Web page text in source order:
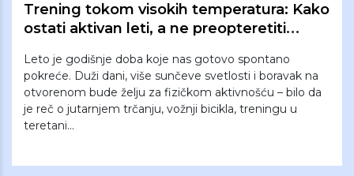
Trening tokom visokih temperatura: Kako
ostati aktivan leti, a ne preopteretiti
Leto je godišnje doba koje nas gotovo spontano
pokreće. Duži dani, više sunčeve svetlosti i boravak na
otvorenom bude želju za fizičkom aktivnošću – bilo da
je reč o jutarnjem trčanju, vožnji bicikla, treningu u
teretani...